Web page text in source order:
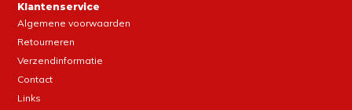
Klantenservice
Algemene voorwaarden
Retourneren
Verzendinformatie
Contact
Links